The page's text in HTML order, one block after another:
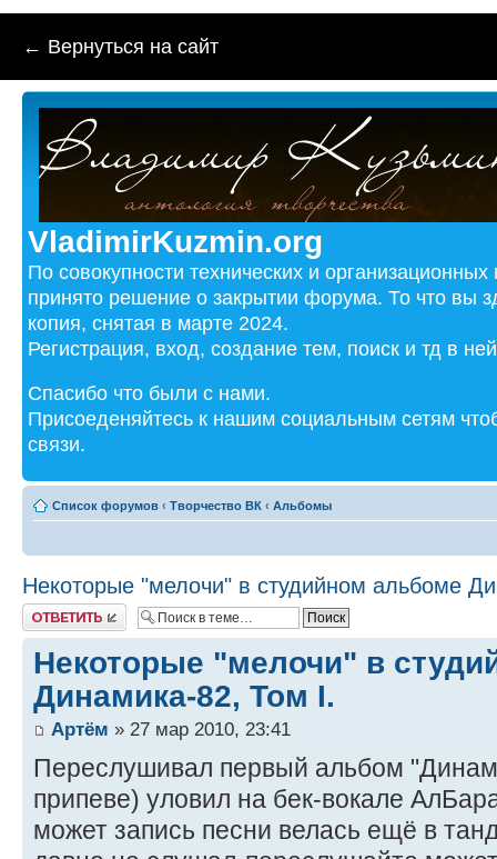
← Вернуться на сайт
VladimirKuzmin.org
По совокупности технических и
принято решение о закрытии форума. То что вы
копия, снятая в марте 2024.
Регистрация, вход, создание тем, поиск и тд в
Спасибо что были с нами.
Присоеденяйтесь к нашим социальным сетям
связи.
Список форумов ‹ Творчество ВК ‹ Альбомы
Некоторые "мелочи" в студийном альбоме
Ответить
Некоторые "мелочи" в
Динамика-82, Том I.
Артём » 27 мар 2010, 23:41
Переслушивал первый альбом
припеве) уловил на бек-вокале
может запись песни велась ещё в